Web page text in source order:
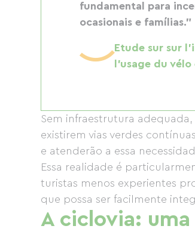
fundamental para
ocasionais e famílias."
Etude sur sur
l'usage du vélo
Sem infraestrutura
existirem vias verdes
e atenderão a essa
Essa realidade é
turistas menos experientes
que possa ser facilmente
A ciclovia: